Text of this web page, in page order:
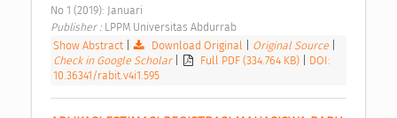
No 1 (2019): Januari
Publisher : LPPM Universitas Abdurrab
Show Abstract
Download Original Original Source
Check in Google Scholar
Full PDF (334.764 KB)
DOI:
10.36341/rabit.v4i1.595